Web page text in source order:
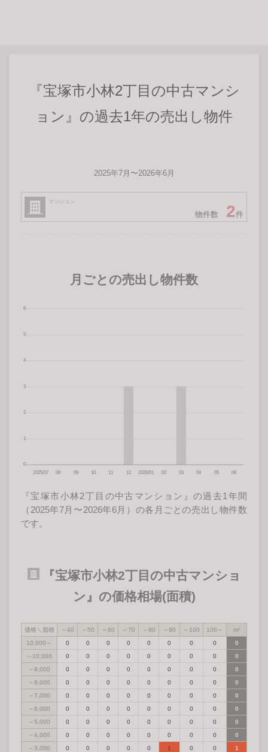
『宝塚市小林2丁目の中古マンシ
ョン』の過去1年の売出し物件
2025年7月〜2026年6月
マンション
物件数 2件
月ごとの売出し物件数
『宝塚市小林2丁目の中古マンション』の過去1年間
（2025年7月〜2026年6月）の各月ごとの売出し物件数
です。
『宝塚市小林2丁目の中古マンショ
ン』の価格相場(面積)
価格＼面積 ～40 ～50 ～60 ～70 ～80 ～90 ～100 100～
m²
10,000～
0 0 0 0 0 0 0 0
0
～10,000
0 0 0 0 0 0 0 0
0
～9,000
0 0 0 0 0 0 0 0
0
～8,000
0 0 0 0 0 0 0 0
0
～7,000
0 0 0 0 0 0 0 0
0
～6,000
0 0 0 0 0 0 0 0
0
～5,000
0 0 0 0 0 0 0 0
0
～4,000
0 0 0 0 0 0 0 0
0
～3,000
0 0 0 0 0 1 0 0
1